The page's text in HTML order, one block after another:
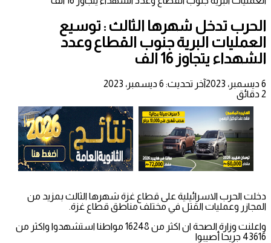
الحرب تدخل شهرها الثالث : توسيع
العمليات البرية جنوب القطاع وعدد
الشهداء يتجاوز 16 الف
6 ديسمبر، 2023
آخر تحديث: 6 ديسمبر، 2023
2 دقائق
دخلت الحرب الاسرائيلية على قطاع غزة شهرها الثالث بمزيد من
المجازر وعمليات القتل في مختلف مناطق قطاع غزة.
واعلنت وزارة الصحة ان اكثر من 16248 مواطنا استشهدوا واكثر من
43616 جريحا أصيبوا